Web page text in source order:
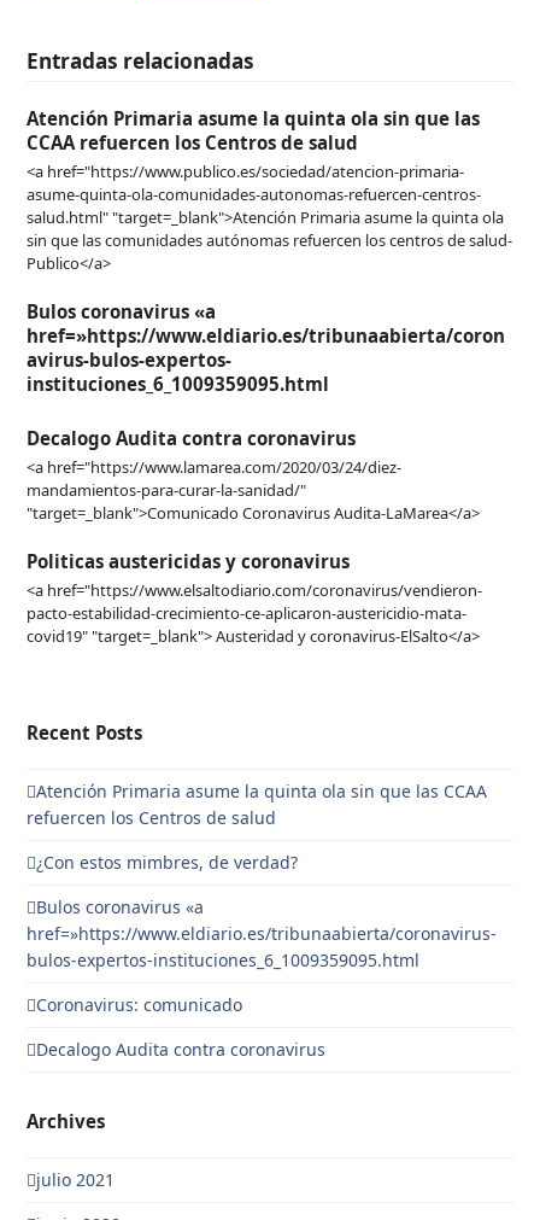
Entradas relacionadas
Atención Primaria asume la quinta ola sin que las
CCAA refuercen los Centros de salud
<a href="https://www.publico.es/sociedad/atencion-primaria-
asume-quinta-ola-comunidades-autonomas-refuercen-centros-
salud.html" "target=_blank">Atención Primaria asume la quinta ola
sin que las comunidades autónomas refuercen los centros de salud-
Publico</a>
Bulos coronavirus «a
href=»https://www.eldiario.es/tribunaabierta/coron
avirus-bulos-expertos-
instituciones_6_1009359095.html
Decalogo Audita contra coronavirus
<a href="https://www.lamarea.com/2020/03/24/diez-
mandamientos-para-curar-la-sanidad/"
"target=_blank">Comunicado Coronavirus Audita-LaMarea</a>
Politicas austericidas y coronavirus
<a href="https://www.elsaltodiario.com/coronavirus/vendieron-
pacto-estabilidad-crecimiento-ce-aplicaron-austericidio-mata-
covid19" "target=_blank"> Austeridad y coronavirus-ElSalto</a>
Recent Posts
Atención Primaria asume la quinta ola sin que las CCAA
refuercen los Centros de salud
¿Con estos mimbres, de verdad?
Bulos coronavirus «a
href=»https://www.eldiario.es/tribunaabierta/coronavirus-
bulos-expertos-instituciones_6_1009359095.html
Coronavirus: comunicado
Decalogo Audita contra coronavirus
Archives
julio 2021